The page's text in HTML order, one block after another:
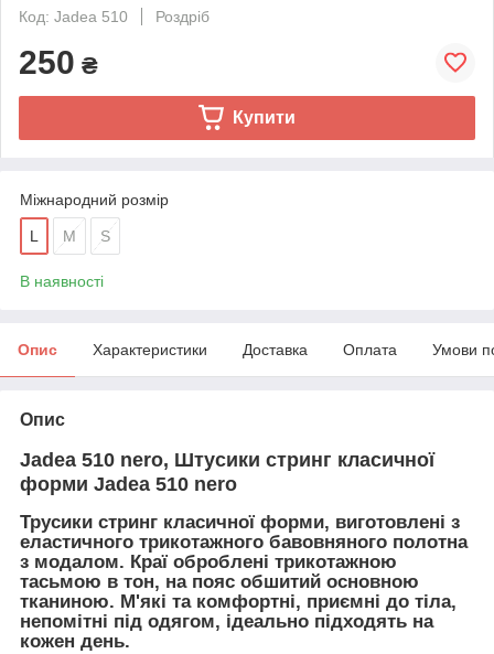
Код: Jadea 510
Роздріб
250 ₴
Купити
Міжнародний розмір
L M S
В наявності
Опис Характеристики Доставка Оплата Умови
Опис
Jadea 510 nero, Штусики стринг класичної
форми Jadea 510 nero
Трусики стринг класичної форми, виготовлені з
еластичного трикотажного бавовняного полотна
з модалом. Краї оброблені трикотажною
тасьмою в тон, на пояс обшитий основною
тканиною. М'які та комфортні, приємні до тіла,
непомітні під одягом, ідеально підходять на
кожен день.